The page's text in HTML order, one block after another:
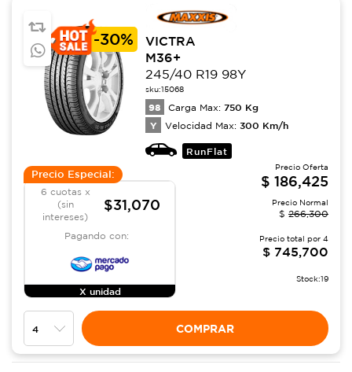
-30%
VICTRA
M36+
245/40 R19 98Y
sku:15068
98 Carga Max: 750 Kg
Y Velocidad Max: 300 Km/h
RunFlat
Precio Especial:
6 cuotas x
(sin
intereses)
$31,070
Pagando con:
X unidad
Precio Oferta
$ 186,425
Precio Normal
$ 266,300
Precio total por 4
$ 745,700
Stock:19
COMPRAR